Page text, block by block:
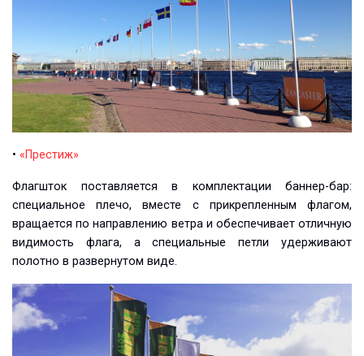
• «Престиж»
Флагшток поставляется в комплектации баннер-бар:
специальное плечо, вместе с прикрепленным флагом,
вращается по направлению ветра и обеспечивает отличную
видимость флага, а специальные петли удерживают
полотно в развернутом виде.